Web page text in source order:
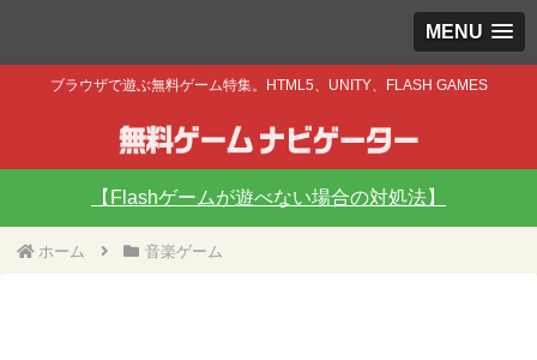
MENU
ブラウザで遊ぶ無料ゲーム特集。HTML5、UNITY、FLASH GAMES
【Flashゲームが遊べない場合の対処法】
ホーム 音楽ゲーム